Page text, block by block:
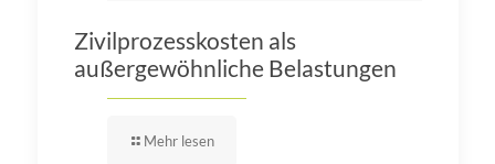
Zivilprozesskosten als
außergewöhnliche Belastungen
Mehr lesen